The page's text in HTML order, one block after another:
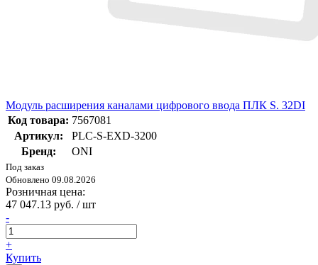
Модуль расширения каналами цифрового ввода ПЛК S. 32DI
Код товара: 7567081
Артикул:
PLC-S-EXD-3200
Бренд:
ONI
Под заказ
Обновлено 09.08.2026
Розничная цена:
47 047.13 руб. / шт
-
+
Купить